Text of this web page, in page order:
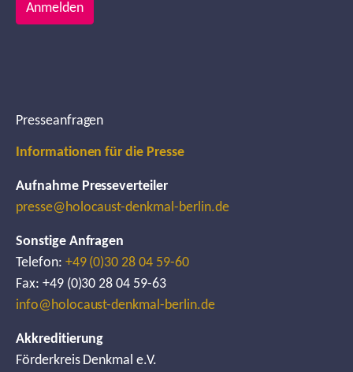
Anmelden
Presseanfragen
Informationen für die Presse
Aufnahme Presseverteiler
presse@holocaust-denkmal-berlin.de
Sonstige Anfragen
Telefon: +49 (0)30 28 04 59-60
Fax: +49 (0)30 28 04 59-63
info@holocaust-denkmal-berlin.de
Akkreditierung
Förderkreis Denkmal e.V.